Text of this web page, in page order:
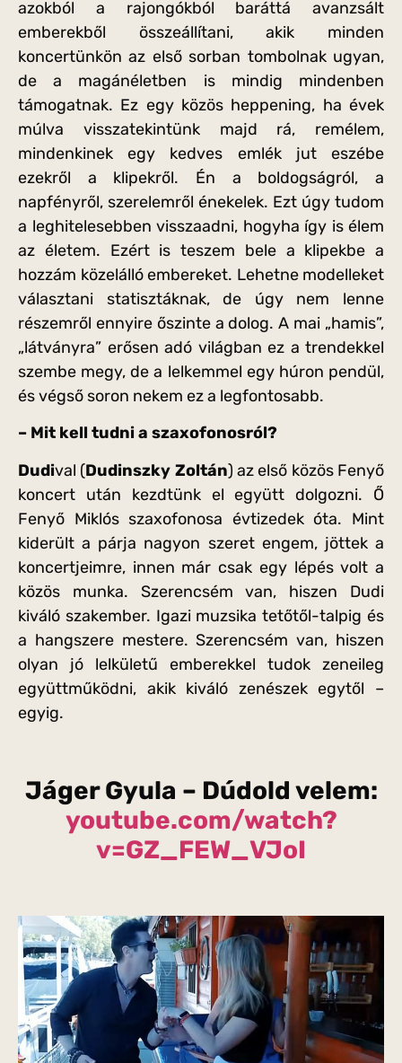
azokból a rajongókból baráttá avanzsált
emberekből összeállítani, akik minden
koncertünkön az első sorban tombolnak ugyan,
de a magánéletben is mindig mindenben
támogatnak. Ez egy közös heppening, ha évek
múlva visszatekintünk majd rá, remélem,
mindenkinek egy kedves emlék jut eszébe
ezekről a klipekről. Én a boldogságról, a
napfényről, szerelemről énekelek. Ezt úgy tudom
a leghitelesebben visszaadni, hogyha így is élem
az életem. Ezért is teszem bele a klipekbe a
hozzám közelálló embereket. Lehetne modelleket
választani statisztáknak, de úgy nem lenne
részemről ennyire őszinte a dolog. A mai „hamis”,
„látványra” erősen adó világban ez a trendekkel
szembe megy, de a lelkemmel egy húron pendül,
és végső soron nekem ez a legfontosabb.
– Mit kell tudni a szaxofonosról?
Dudival (Dudinszky Zoltán) az első közös Fenyő
koncert után kezdtünk el együtt dolgozni. Ő
Fenyő Miklós szaxofonosa évtizedek óta. Mint
kiderült a párja nagyon szeret engem, jöttek a
koncertjeimre, innen már csak egy lépés volt a
közös munka. Szerencsém van, hiszen Dudi
kiváló szakember. Igazi muzsika tetőtől-talpig és
a hangszere mestere. Szerencsém van, hiszen
olyan jó lelkületű emberekkel tudok zeneileg
együttműködni, akik kiváló zenészek egytől –
egyig.
Jáger Gyula – Dúdold velem:
youtube.com/watch?
v=GZ_FEW_VJoI